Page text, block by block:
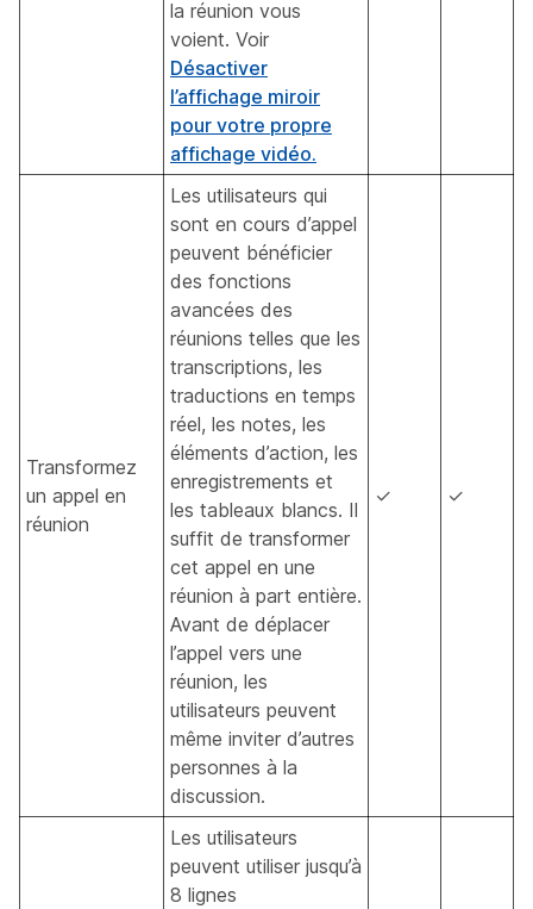
la réunion vous
voient. Voir
Désactiver
l’affichage miroir
pour votre propre
affichage vidéo.
Transformez
un appel en
réunion
Les utilisateurs qui
sont en cours d’appel
peuvent bénéficier
des fonctions
avancées des
réunions telles que les
transcriptions, les
traductions en temps
réel, les notes, les
éléments d’action, les
enregistrements et
les tableaux blancs. Il
suffit de transformer
cet appel en une
réunion à part entière.
Avant de déplacer
l’appel vers une
réunion, les
utilisateurs peuvent
même inviter d’autres
personnes à la
discussion.
✓ ✓
Les utilisateurs
peuvent utiliser jusqu’à
8 lignes